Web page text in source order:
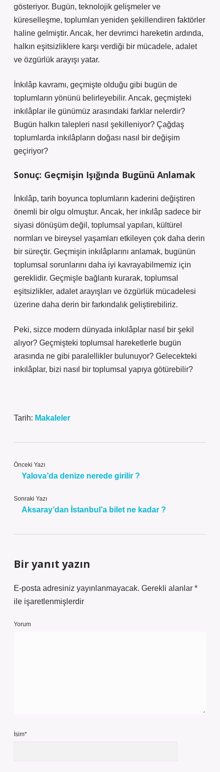
gösteriyor. Bugün, teknolojik gelişmeler ve
küreselleşme, toplumları yeniden şekillendiren faktörler
haline gelmiştir. Ancak, her devrimci hareketin ardında,
halkın eşitsizliklere karşı verdiği bir mücadele, adalet
ve özgürlük arayışı yatar.
İnkılâp kavramı, geçmişte olduğu gibi bugün de
toplumların yönünü belirleyebilir. Ancak, geçmişteki
inkılâplar ile günümüz arasındaki farklar nelerdir?
Bugün halkın talepleri nasıl şekilleniyor? Çağdaş
toplumlarda inkılâpların doğası nasıl bir değişim
geçiriyor?
Sonuç: Geçmişin Işığında Bugünü Anlamak
İnkılâp, tarih boyunca toplumların kaderini değiştiren
önemli bir olgu olmuştur. Ancak, her inkılâp sadece bir
siyasi dönüşüm değil, toplumsal yapıları, kültürel
normları ve bireysel yaşamları etkileyen çok daha derin
bir süreçtir. Geçmişin inkılâplarını anlamak, bugünün
toplumsal sorunlarını daha iyi kavrayabilmemiz için
gereklidir. Geçmişle bağlantı kurarak, toplumsal
eşitsizlikler, adalet arayışları ve özgürlük mücadelesi
üzerine daha derin bir farkındalık geliştirebiliriz.
Peki, sizce modern dünyada inkılâplar nasıl bir şekil
alıyor? Geçmişteki toplumsal hareketlerle bugün
arasında ne gibi paralellikler bulunuyor? Gelecekteki
inkılâplar, bizi nasıl bir toplumsal yapıya götürebilir?
Tarih: Makaleler
Önceki Yazı
Yalova’da denize nerede girilir ?
Sonraki Yazı
Aksaray’dan İstanbul’a bilet ne kadar ?
Bir yanıt yazın
E-posta adresiniz yayınlanmayacak. Gerekli alanlar *
ile işaretlenmişlerdir
Yorum
İsim*